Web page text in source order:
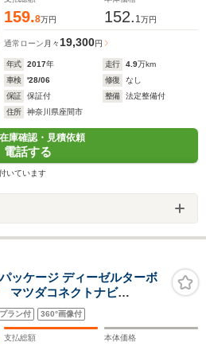
159.8万円 152. 1万円
通常ローン 月々19,300円
年式 2017年 走行 4.9万km
車検
'28/06 修復
なし
保証
保証付 整備
法定整備付
住所
神奈川県座間市
庫確認・見積依頼
電話する
いています
ッケージ ディーゼルターボ
ツダコネクトナビ
スマートブレーキサポー
ロール 革シート&ヒータ
リアパーキングセンサー
ラン付 360°画像付
支払総額 本体価格